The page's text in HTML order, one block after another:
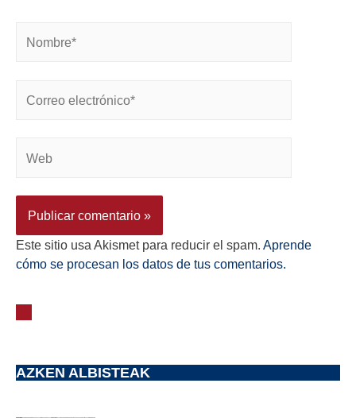
Este sitio usa Akismet para reducir el spam. Aprende
cómo se procesan los datos de tus comentarios.
AZKEN ALBISTEAK